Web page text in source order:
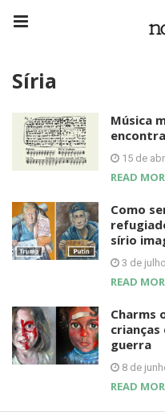
Síria
Música
15 de
READ
Como
sírio
3 de
READ
Charms
guerra
8 de
READ